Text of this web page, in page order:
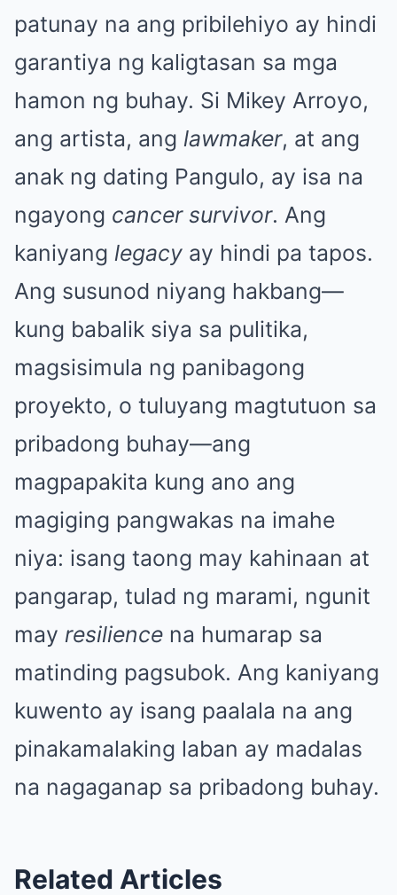
patunay na ang pribilehiyo ay hindi
garantiya ng kaligtasan sa mga
hamon ng buhay. Si Mikey Arroyo,
ang artista, ang lawmaker, at ang
anak ng dating Pangulo, ay isa na
ngayong cancer survivor. Ang
kaniyang legacy ay hindi pa tapos.
Ang susunod niyang hakbang—
kung babalik siya sa pulitika,
magsisimula ng panibagong
proyekto, o tuluyang magtutuon sa
pribadong buhay—ang
magpapakita kung ano ang
magiging pangwakas na imahe
niya: isang taong may kahinaan at
pangarap, tulad ng marami, ngunit
may resilience na humarap sa
matinding pagsubok. Ang kaniyang
kuwento ay isang paalala na ang
pinakamalaking laban ay madalas
na nagaganap sa pribadong buhay.
Related Articles